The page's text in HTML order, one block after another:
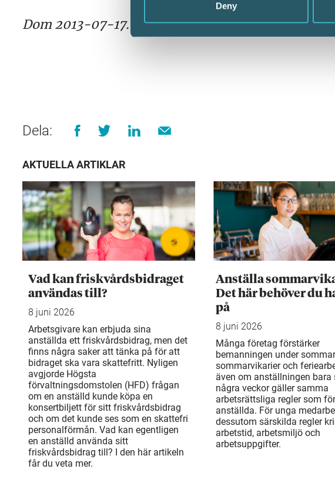
Deny
Dom 2013-07-17. Mål nr 2750-13
Dela:
AKTUELLA ARTIKLAR
Vad kan friskvårdsbidraget
användas till?
8 juni 2026
Arbetsgivare kan erbjuda sina
anställda ett friskvårdsbidrag, men det
finns några saker att tänka på för att
bidraget ska vara skattefritt. Nyligen
avgjorde Högsta
förvaltningsdomstolen (HFD) frågan
om en anställd kunde köpa en
konsertbiljett för sitt friskvårdsbidrag
och om det kunde ses som en skattefri
personalförmån. Vad kan egentligen
en anställd använda sitt
friskvårdsbidrag till? I den här artikeln
får du veta mer.
Anställa
Det här behöver du
på
8 juni 2026
Många företag förstärker
bemanningen under
sommarvikarier och
även om anställningen bara
några veckor gäller samma
arbetsrättsliga regler som
anställda. För unga
dessutom särskilda regler
arbetstid, arbetsmiljö och
arbetsuppgifter.